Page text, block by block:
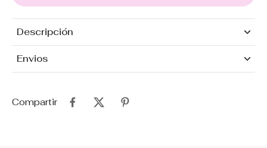
Descripción
Envios
Compartir